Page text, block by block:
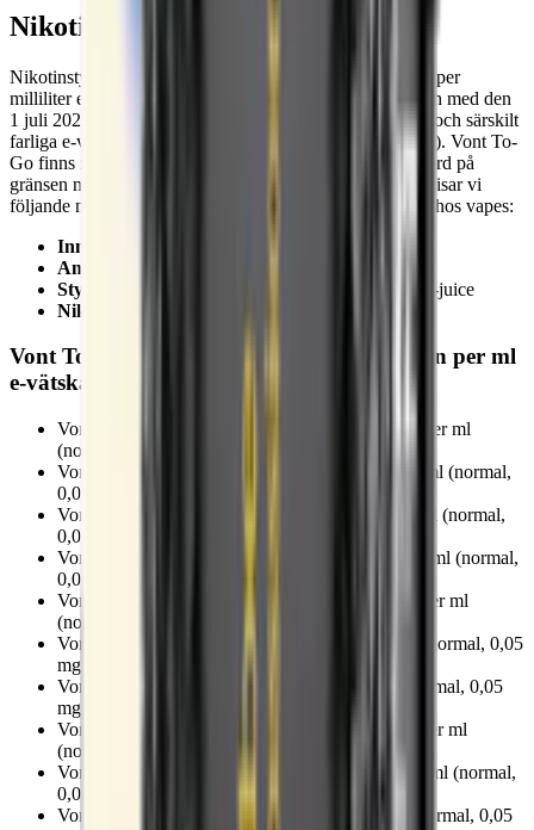
Nikotinstyrka hos Vont To-Go
Nikotinstyrkan i engångsvapes mäts i ”milligram nikotin per
milliliter e-vätska”. Det gäller även Vont To-Go. Från och med den
1 juli 2022 delas vapes in i två kategorier: normal styrka och särskilt
farliga e-vätskor med hög nikotinhalt (över 20 mg per ml). Vont To-
Go finns i styrkan 20 mg per ml. Den ligger med andra ord på
gränsen mellan normal och stark. Här på Snuset.se redovisar vi
följande mätvärden relaterade till användning och styrka hos vapes:
Innehåll e-vätska:
Antal bloss:
Styrka:
styrka redovisad som mg nikotin per ml e-juice
Nikotin per bloss/puff:
Vont To-Go nikotinstyrka (milligram nikotin per ml
e-vätska)
Vont To-Go Absolut Passionfruit:
mg nikotin per ml
(normal, 0,05 mg nikotin per puff)
Vont To-Go Aloha Pineapple:
mg nikotin per ml (normal,
0,05 mg nikotin per puff)
Vont To-Go Blue Raspberry:
mg nikotin per ml (normal,
0,05 mg nikotin per puff)
Vont To-Go Bon Bon Banana:
mg nikotin per ml (normal,
0,05 mg nikotin per puff)
Vont To-Go Breezy Watermelon:
mg nikotin per ml
(normal, 0,05 mg nikotin per puff)
Vont To-Go Chilled Lush:
mg nikotin per ml (normal, 0,05
mg nikotin per puff)
Vont To-Go Cool Mint:
mg nikotin per ml (normal, 0,05
mg nikotin per puff)
Vont To-Go Creamy Strawberry:
mg nikotin per ml
(normal, 0,05 mg nikotin per puff)
Vont To-Go Creamy Tobacco:
mg nikotin per ml (normal,
0,05 mg nikotin per puff)
Vont To-Go Fizzy Spirit:
mg nikotin per ml (normal, 0,05